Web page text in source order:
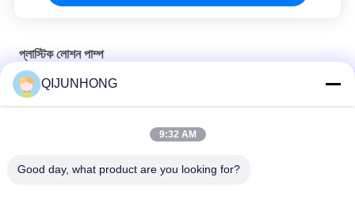
প্লাস্টিক লোশন পাম্প
4ml ডোজ সহ 33/410 ডিশ ওয়াশিং লিকুইড ডিসপেনসার সবুজ রঙ
QIJUNHONG
9:32 AM
Good day, what product are you looking for?